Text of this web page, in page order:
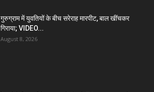
गुरुग्राम में युवतियों के बीच सरेराह मारपीट, बाल खींचकर
गिराया; VIDEO...
August 8, 2026